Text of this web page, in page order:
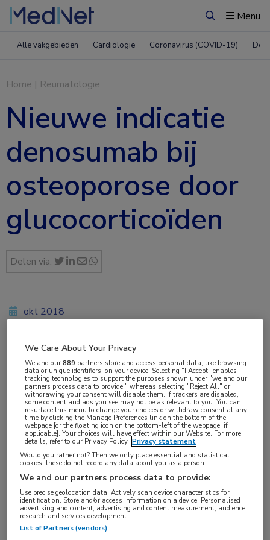
ZoekenMenu
Alle vakgebieden Cardiologie Coronavirus (COVID-19)
Home | Reumatologie
Nieuwe indicatie
denosumab bij
osteoporose door
glucocorticoïden
Delen via:
okt 2018
Vakgebieden:
Reumatologie
Aandachtsgebieden:
Osteoporose
Tags:
corticosteroïd
denosumab prednison , risedronaat
We Care About Your Privacy
We and our889 partners store and access personal data, like browsing
data or unique identifiers, on your device. Selecting "I Accept" enables
tracking technologies to support the purposes shown under "we and our
partners process data to provide," whereas selecting "Reject All" or
withdrawing your consent will disable them. If trackers are disabled,
some content and ads you see may not be as relevant to you. You can
resurface this menu to change your choices or withdraw consent at any
time by clicking the Manage Preferences link on the bottom of the
webpage [or the floating icon on the bottom-left of the webpage, if
applicable]. Your choices will have effect within our Website. For more
details, refer to our Privacy Policy. Privacy statement
Would you rather not? Then we only place essential and statistical
cookies, these do not record any data about you as a person
We and our partners process data to provide:
Use precise geolocation data. Actively scan device characteristics for
identification. Store and/or access information on a device. Personalised
advertising and content, advertising and content measurement, audience
research and services development.
List of Partners (vendors)